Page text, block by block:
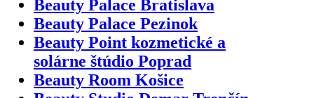
Beauty Palace Bratislava
Beauty Palace Pezinok
Beauty Point kozmetické a
solárne štúdio Poprad
Beauty Room Košice